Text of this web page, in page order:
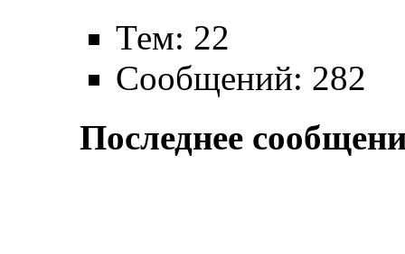
Тем: 22
Сообщений: 282
Последнее